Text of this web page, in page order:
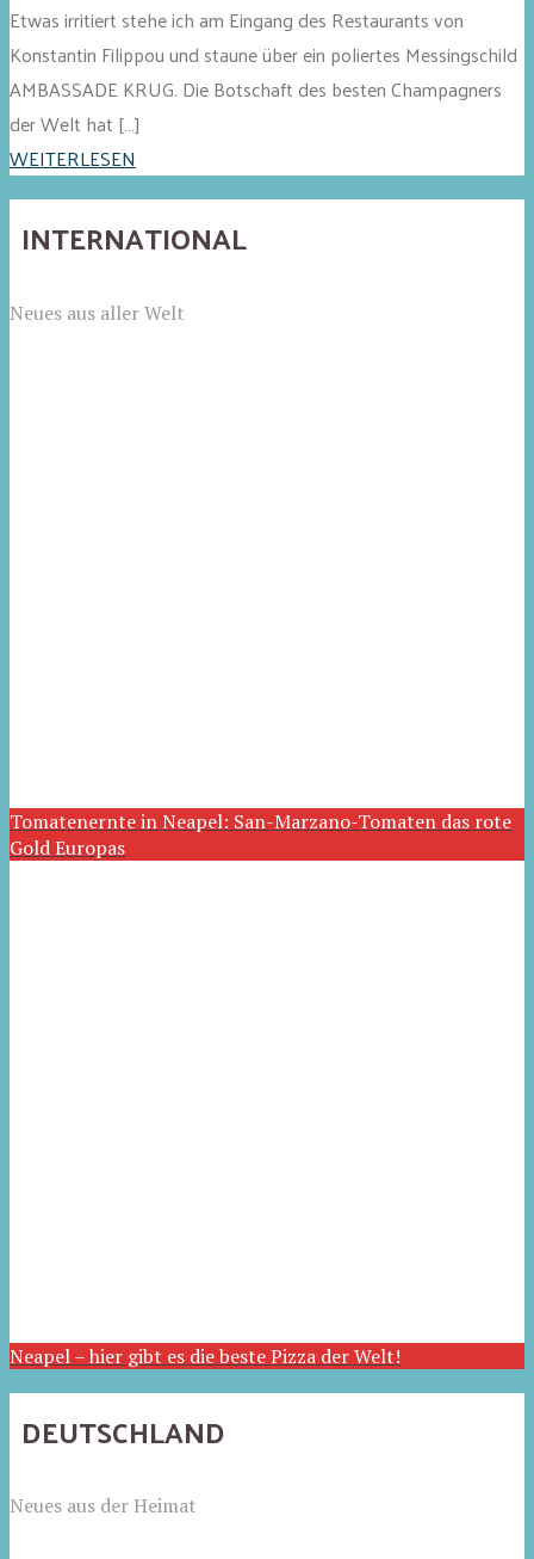
Etwas irritiert stehe ich am Eingang des Restaurants von
Konstantin Filippou und staune über ein poliertes Messingschild
AMBASSADE KRUG. Die Botschaft des besten Champagners
der Welt hat […]
WEITERLESEN
INTERNATIONAL
Neues aus aller Welt
Tomatenernte in Neapel: San-Marzano-Tomaten das rote
Gold Europas
Neapel – hier gibt es die beste Pizza der Welt!
DEUTSCHLAND
Neues aus der Heimat